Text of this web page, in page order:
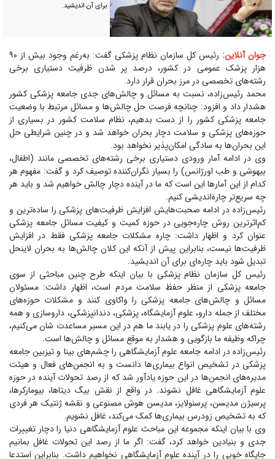
برای آن اندیشید.
جوان آنلاین:
رئیس کل سازمان نظام پزشکی گفت: به‌رغم وجود بیش از ۹۰
هزار پزشک عمومی در کشور، درصد پر شدن ظرفیت دستیاری برخی
رشته‌های تخصصی در مرز بحران قرار دارد.
محمد رئیس‌زاده، نسبت به مسائل و چالش‌های جدی جامعه پزشکی کشور
هشدار داد و افزود: چنانچه فرصت حل چالش‌ها و مسائل مرتبط با وضعیت
جامعه پزشکی کشور را از دست بدهیم، نظام سلامت کشور در بسیاری از
حوزه‌های پزشکی و سلامت دچار بحران خواهد شد و در چنین شرایطی حل
این بحران‌ها به سادگی امکان‌پذیر نخواهد بود.
وی در ادامه آمار ورودی دستیاری برخی رشته‌های تخصصی مانند (اطفال،
بیهوشی و طب اورژانس) را بسیار نگران‌کننده توصیف کرد و گفت: مفهوم هر
کدام از این آمار‌ها این است که ما در آینده دچار چالش خواهیم شد و باید هر
چه سریع‌تر چاره‌اندیشی کنیم.
رئیس‌زاده در ادامه صحبت‌هایش افزایش ظرفیت‌های پزشکی را ساده‌ترین و
کم‌اثرترین روش چاره‌جویی در حوزه کمیت و کیفیت مسائل جامعه پزشکی
عنوان کرد و اظهار داشت: چاره مشکلات جامعه پزشکی فقط در افزایش
ظرفیت‌ها نیست، بنابراین پیش از آنکه این کلان چالش‌ها به بحران لاینحل
تبدیل شود باید چاره‌ای برای آن اندیشید.
رئیس کل سازمان نظام پزشکی با بیان اینکه طرح چنین مباحثی از سوی
جامعه پزشکی از منظر حفظ سلامت مردم است، اظهار داشت: مسئولان
مسائل و چالش‌های جامعه پزشکی را واکاوی کنند و مشکلات حوزه‌های
مختلف از جمله دارو، علوم آزمایشگاه، پزشکی، دندانپزشکی، داروسازی و همه
رشته‌های علوم پزشکی را در یابند ما هم در این مسیر مساعدت شان می‌کنیم،
چراکه وظیفه ما بازگویی و هشدار به موقع مسائل و چالش‌ها است.
رئیس‌زاده در ادامه جامعه علوم آزمایشگاهی را چشم‌های بینا و تیزبین جامعه
پزشکی در تشخیص انواع بیماری‌ها دانست و به انجمن‌های فعال و هیئت
مدیره‌های انجمن‌ها در این حوزه یادآور شد که از رصد تحولات آینده در حوزه
علوم آزمایشگاهی غافل نشوند. در واقع از نقش بیگ دیتاها، بیومارکرها،
پرسیژن مدیسن، پرسنولایز، مدیسن هوش مصنوعی و نقشه ژنتیک هر فردی
که به تشخیص زودرس بیماری‌ها کمک می‌کند، غافل نشویم.
وی با بیان اینکه مجموعه این مباحث علوم آزمایشگاهی دنیا را دچار تغییرات
جدی و بنیادین خواهد کرد، گفت: اگر ما از رصد این تحولات غافل بمانیم
جایگاه خوبی را در آینده علوم آزمایشگاهی نخواهیم داشت. بنابراین استدعا